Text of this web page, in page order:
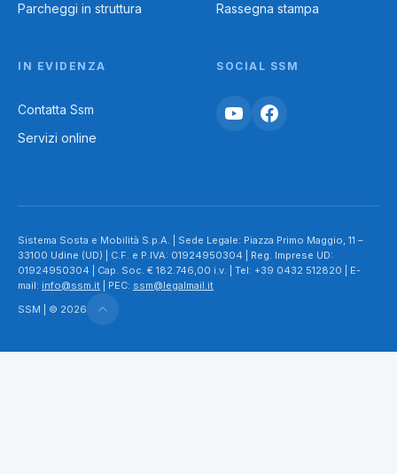
Parcheggi in struttura Rassegna stampa
IN EVIDENZA
Contatta Ssm
Servizi online
SOCIAL SSM
Sistema Sosta e Mobilità S.p.A. | Sede Legale: Piazza Primo Maggio, 11 –
33100 Udine (UD) | C.F. e P.IVA: 01924950304 | Reg. Imprese UD:
01924950304 | Cap. Soc. € 182.746,00 i.v. | Tel: +39 0432 512820 | E-
mail: info@ssm.it | PEC: ssm@legalmail.it
SSM | © 2026